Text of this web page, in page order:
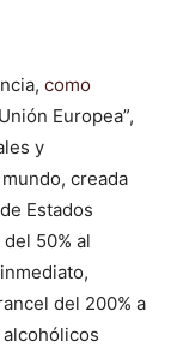
como
Europea”,
y
creada
Estados
50% al
del 200% a